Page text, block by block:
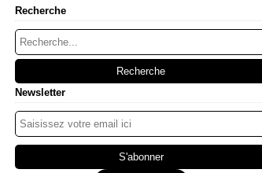
Recherche
Newsletter